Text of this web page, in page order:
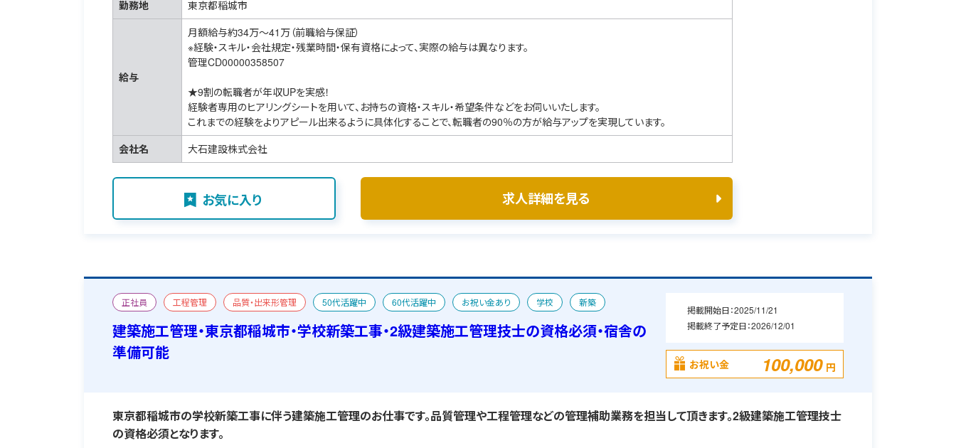
勤務地 東京都稲城市
給与
月額給与約34万～41万（前職給与保証）
※経験・スキル・会社規定・残業時間・保有資格によって、実際の給与は異なります。
管理CD00000358507
★9割の転職者が年収UPを実感！
経験者専用のヒアリングシートを用いて、お持ちの資格・スキル・希望条件などをお伺いいたします。
これまでの経験をよりアピール出来るように具体化することで、転職者の90％の方が給与アップを実現しています。
会社名
大石建設株式会社
お気に入り 求人詳細を見る
正社員 工程管理 品質・出来形管理 50代活躍中 60代活躍中 お祝い金あり 学校
新築
二級建築施工管理技士
宿舎あり
建築施工管理・東京都稲城市・学校新築工事・2級建築施工管理技士の資格必須・宿舎の
準備可能
掲載開始日：2025/11/21
掲載終了予定日：2026/12/01
お祝い金 100,000 円
東京都稲城市の学校新築工事に伴う建築施工管理のお仕事です。品質管理や工程管理などの管理補助業務を担当して頂きます。2級建築施工管理技士
の資格必須となります。